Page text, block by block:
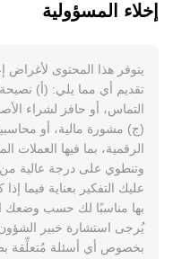
إخلاء المسؤولية
يتوفر هذا المحتوى
تقديم أي مما يلي: (أ)
التماس، أو حافز لشراء
(ج) مشورة مالية، أو
وتنطوي على درجة عالية من
عليك التفكير بعناية فيما
بها مناسبًا لك حسب وضعك
يُرجى استشارة خبير الشؤون
بخصوص أي أسئلة مُتعلِّقة